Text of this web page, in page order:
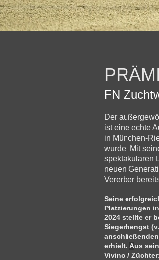
FN
Der
ist eine echte
in München-
wurde. Mit
spektakulären
neuen
Vererber
Seine
Platzierungen
2024 stellte er
Siegerhengst
erhielt. Aus
Vivino /